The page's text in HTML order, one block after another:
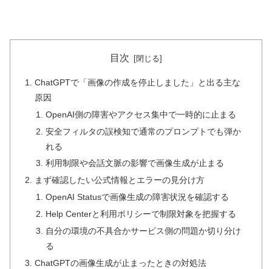
目次
ChatGPTで「画像の作成を停止しました」と出る主な
原因
OpenAI側の障害やアクセス集中で一時的に止まる
安全フィルタの誤検知で通常のプロンプトでも弾か
れる
利用制限や会話文脈の影響で画像生成が止まる
まず確認したい公式情報とエラーの見分け方
OpenAI Statusで画像生成の障害状況を確認する
Help Centerと利用ポリシーで制限対象を把握する
自分の環境の不具合かサービス側の問題か切り分け
る
ChatGPTの画像生成が止まったときの対処法